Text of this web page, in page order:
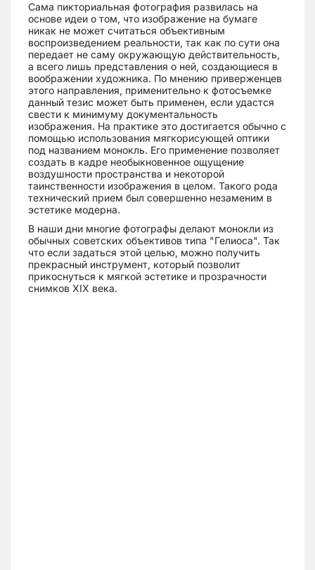
Сама пикториальная фотография развилась на
основе идеи о том, что изображение на бумаге
никак не может считаться объективным
воспроизведением реальности, так как по сути она
передает не саму окружающую действительность,
а всего лишь представления о ней, создающиеся в
воображении художника. По мнению приверженцев
этого направления, применительно к фотосъемке
данный тезис может быть применен, если удастся
свести к минимуму документальность
изображения. На практике это достигается обычно с
помощью использования мягкорисующей оптики
под названием монокль. Его применение позволяет
создать в кадре необыкновенное ощущение
воздушности пространства и некоторой
таинственности изображения в целом. Такого рода
технический прием был совершенно незаменим в
эстетике модерна.
В наши дни многие фотографы делают монокли из
обычных советских объективов типа "Гелиоса". Так
что если задаться этой целью, можно получить
прекрасный инструмент, который позволит
прикоснуться к мягкой эстетике и прозрачности
снимков XIX века.